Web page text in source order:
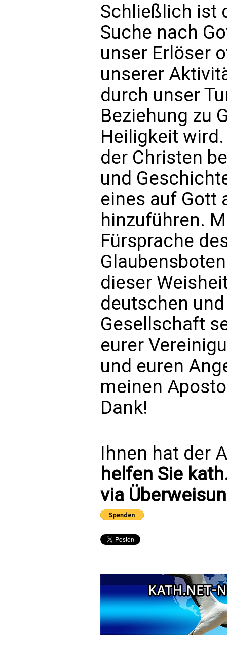
Schließlich ist
Suche nach
unser Erlöser
unserer
durch unser
Beziehung zu
Heiligkeit
der Christen
und
eines auf Gott
hinzuführen.
Fürsprache
dieser
deutschen
Gesellschaft
eurer
und euren
meinen
Dank!
Ihnen hat der
helfen Sie
via